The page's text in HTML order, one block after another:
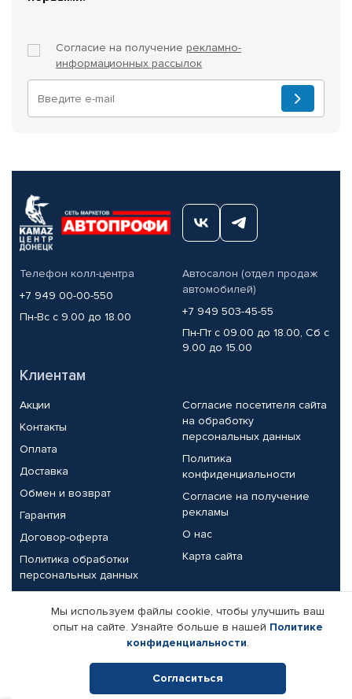
Согласие на получение рекламно-
информационных рассылок
Телефон колл-центра
+7 949 00-00-550
Пн-Вс с 9.00 до 18.00
Автосалон (отдел продаж
автомобилей)
+7 949 503-45-55
Пн-Пт с 09.00 до 18.00, Сб с
9.00 до 15.00
Клиентам
Акции
Контакты
Оплата
Доставка
Обмен и возврат
Гарантия
Договор-оферта
Политика обработки
персональных данных
Согласие посетителя сайта
на обработку
персональных данных
Политика
конфиденциальности
Согласие на получение
рекламы
О нас
Карта сайта
Партнерам
Корпоративным клиентам
Поставщикам
Реквизиты компании
Мы используем файлы cookie, чтобы улучшить ваш
опыт на сайте. Узнайте больше в нашей Политике
конфиденциальности.
Согласиться